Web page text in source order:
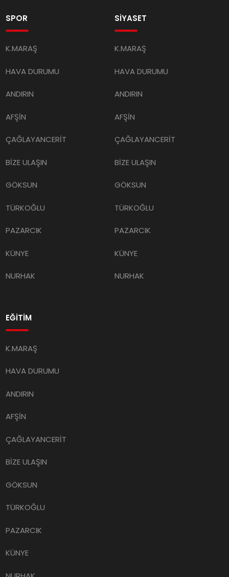
SPOR
K.MARAŞ
HAVA DURUMU
ANDIRIN
AFŞİN
ÇAĞLAYANCERİT
BİZE ULAŞIN
GÖKSUN
TÜRKOĞLU
PAZARCIK
KÜNYE
NURHAK
SİYASET
K.MARAŞ
HAVA DURUMU
ANDIRIN
AFŞİN
ÇAĞLAYANCERİT
BİZE ULAŞIN
GÖKSUN
TÜRKOĞLU
PAZARCIK
KÜNYE
NURHAK
EĞİTİM
K.MARAŞ
HAVA DURUMU
ANDIRIN
AFŞİN
ÇAĞLAYANCERİT
BİZE ULAŞIN
GÖKSUN
TÜRKOĞLU
PAZARCIK
KÜNYE